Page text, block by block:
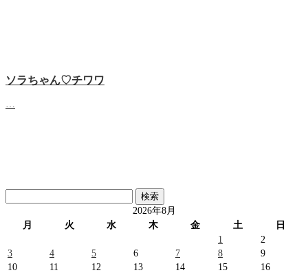
ソラちゃん♡‬チワワ
索:
2026年8月
月
火 水 木 金 土
日
1
2
3
4 5 6 7 8
9
10
11 12 13 14 15
16